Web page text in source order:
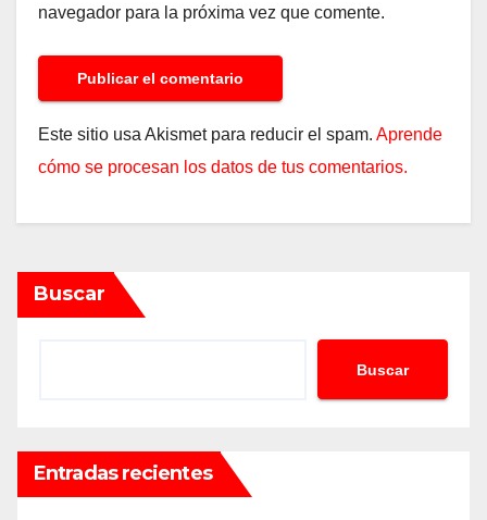
navegador para la próxima vez que comente.
Este sitio usa Akismet para reducir el spam. Aprende
cómo se procesan los datos de tus comentarios.
Buscar
Buscar
Entradas recientes